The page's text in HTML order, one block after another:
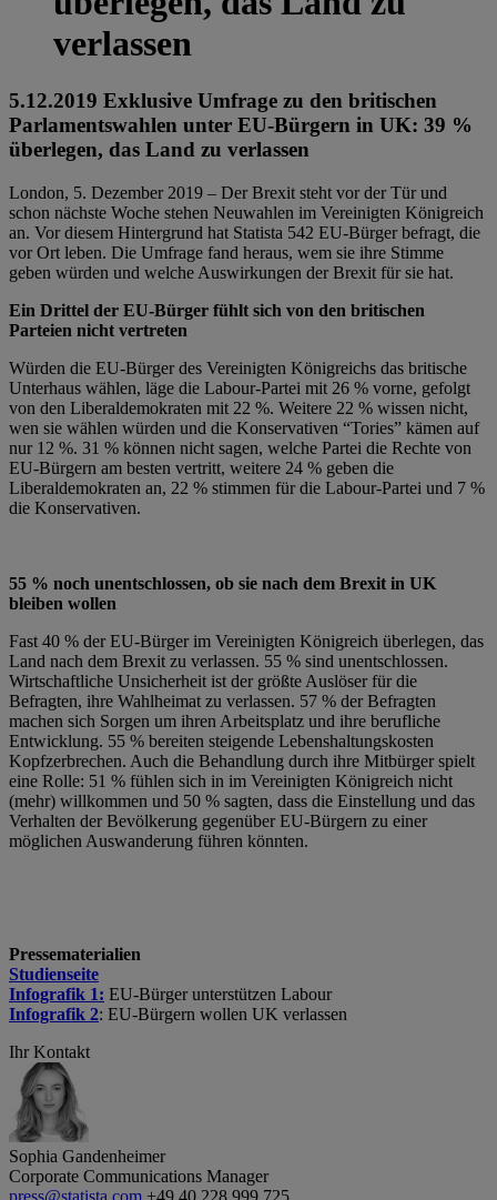
verlassen
5.12.2019 Exklusive Umfrage zu den britischen
Parlamentswahlen unter EU-Bürgern in UK: 39 %
überlegen, das Land zu verlassen
London, 5. Dezember 2019 – Der Brexit steht vor der Tür und
schon nächste Woche stehen Neuwahlen im Vereinigten Königreich
an. Vor diesem Hintergrund hat Statista 542 EU-Bürger befragt, die
vor Ort leben. Die Umfrage fand heraus, wem sie ihre Stimme
geben würden und welche Auswirkungen der Brexit für sie hat.
Ein Drittel der EU-Bürger fühlt sich von den britischen
Parteien nicht vertreten
Würden die EU-Bürger des Vereinigten Königreichs das britische
Unterhaus wählen, läge die Labour-Partei mit 26 % vorne, gefolgt
von den Liberaldemokraten mit 22 %. Weitere 22 % wissen nicht,
wen sie wählen würden und die Konservativen “Tories” kämen auf
nur 12 %. 31 % können nicht sagen, welche Partei die Rechte von
EU-Bürgern am besten vertritt, weitere 24 % geben die
Liberaldemokraten an, 22 % stimmen für die Labour-Partei und 7 %
die Konservativen.
55 % noch unentschlossen, ob sie nach dem Brexit in UK
bleiben wollen
Fast 40 % der EU-Bürger im Vereinigten Königreich überlegen, das
Land nach dem Brexit zu verlassen. 55 % sind unentschlossen.
Wirtschaftliche Unsicherheit ist der größte Auslöser für die
Befragten, ihre Wahlheimat zu verlassen. 57 % der Befragten
machen sich Sorgen um ihren Arbeitsplatz und ihre berufliche
Entwicklung. 55 % bereiten steigende Lebenshaltungskosten
Kopfzerbrechen. Auch die Behandlung durch ihre Mitbürger spielt
eine Rolle: 51 % fühlen sich in im Vereinigten Königreich nicht
(mehr) willkommen und 50 % sagten, dass die Einstellung und das
Verhalten der Bevölkerung gegenüber EU-Bürgern zu einer
möglichen Auswanderung führen könnten.
Pressematerialien
Studienseite
Infografik 1: EU-Bürger unterstützen Labour
Infografik 2: EU-Bürgern wollen UK verlassen
Ihr Kontakt
Sophia Gandenheimer
Corporate Communications Manager
press@statista.com +49 40 228 999 725